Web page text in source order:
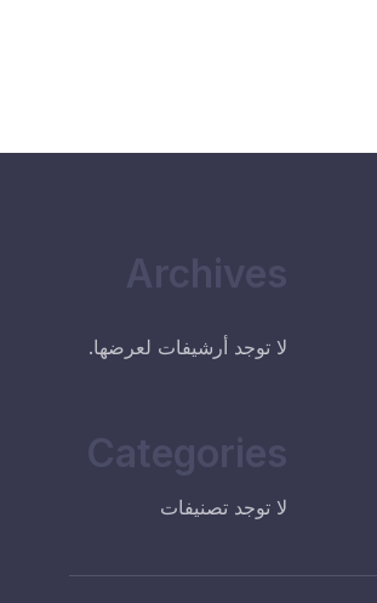
Archives
لا توجد أرشيفات لعرضها.
Categories
لا توجد تصنيفات